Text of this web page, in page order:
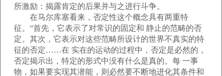
所激励：揭露肯定的后果并与之进行斗争。
在马尔库塞看来，否定性这个概念具有两重特
征。“首先，它表示了对常识的固定和 静止的范畴的否
定。其次，它表示对这些范畴所设计的世界不真实的特
征的否定……在 实在的运动的过程中，否定是必然的，
否定揭示出，特定的形式中没有什么是真的。每 一事
物，如果要实现其潜能，则必然要不断地进化其条件和